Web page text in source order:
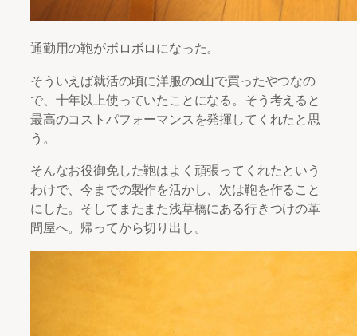
通勤用の鞄がボロボロになった。
そういえば就活の頃に洋服の◯山で買ったやつなの
で、十年以上使っていたことになる。そう考えると
最高のコストパフォーマンスを発揮してくれたと思
う。
そんなお役御免した鞄はよく頑張ってくれたという
わけで、今までの製作を活かし、次は鞄を作ること
にした。そしてまたまた浅草橋にある行きつけの革
問屋へ。帰ってから切り出し。